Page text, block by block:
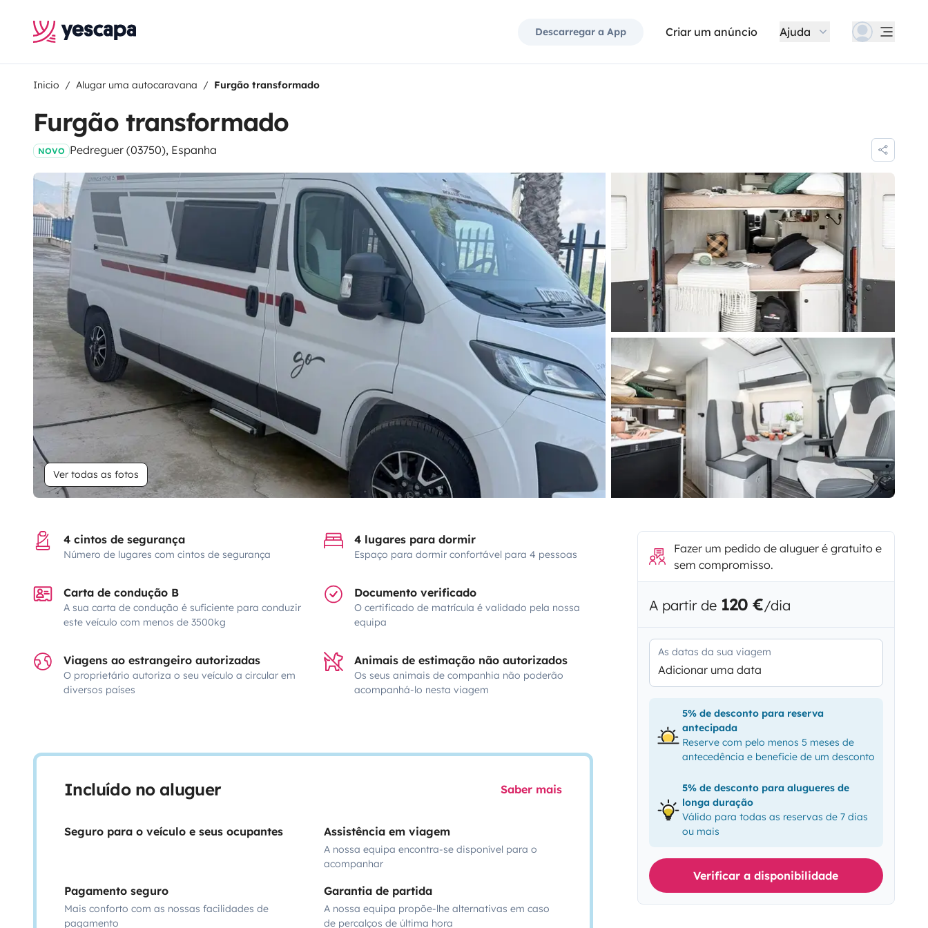
Descarregar a App Criar um anúncio Ajuda
Inicio Alugar uma autocaravana Furgão transformado
Furgão transformado
NOVO Pedreguer (03750), Espanha
Ver todas as fotos
4 cintos de segurança
Número de lugares com cintos de segurança
4 lugares para dormir
Espaço para dormir confortável para 4 pessoas
Carta de condução B
A sua carta de condução é suficiente para conduzir
este veículo com menos de 3500kg
Documento verificado
O certificado de matrícula é validado pela nossa
equipa
Viagens ao estrangeiro autorizadas
O proprietário autoriza o seu veículo a circular em
diversos países
Animais de estimação não autorizados
Os seus animais de companhia não poderão
acompanhá-lo nesta viagem
Incluído no aluguer Saber mais
Seguro para o veículo e seus ocupantes Assistência em viagem
A nossa equipa encontra-se disponível para o
acompanhar
Pagamento seguro
Mais conforto com as nossas facilidades de
pagamento
Garantia de partida
A nossa equipa propõe-lhe alternativas em caso
de percalços de última hora
Fazer um pedido de aluguer é gratuito e
sem compromisso.
A partir de 120 €/dia
As datas da sua viagem
Adicionar uma data
5% de desconto para reserva
antecipada
Reserve com pelo menos 5 meses de
antecedência e beneficie de um desconto
5% de desconto para alugueres de
longa duração
Válido para todas as reservas de 7 dias
ou mais
Verificar a disponibilidade